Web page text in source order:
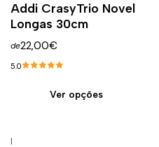
Addi CrasyTrio Novel
Longas 30cm
de22,00€
5.0
Ver opções
|